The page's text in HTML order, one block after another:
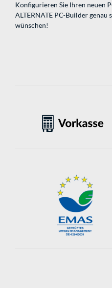
Konfigurieren Sie Ihren neuen
ALTERNATE PC-Builder genau
wünschen!